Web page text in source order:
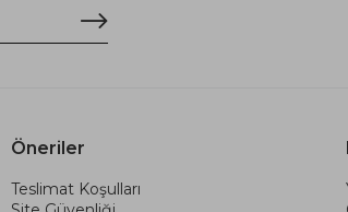
Öneriler
Teslimat Koşulları